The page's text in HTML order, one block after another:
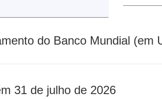
do Banco Mundial (em
31 de julho de 2026